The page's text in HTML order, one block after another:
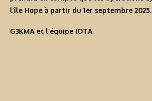
l’île Hope à partir du 1er septembre 2025.
G3KMA et l’équipe IOTA